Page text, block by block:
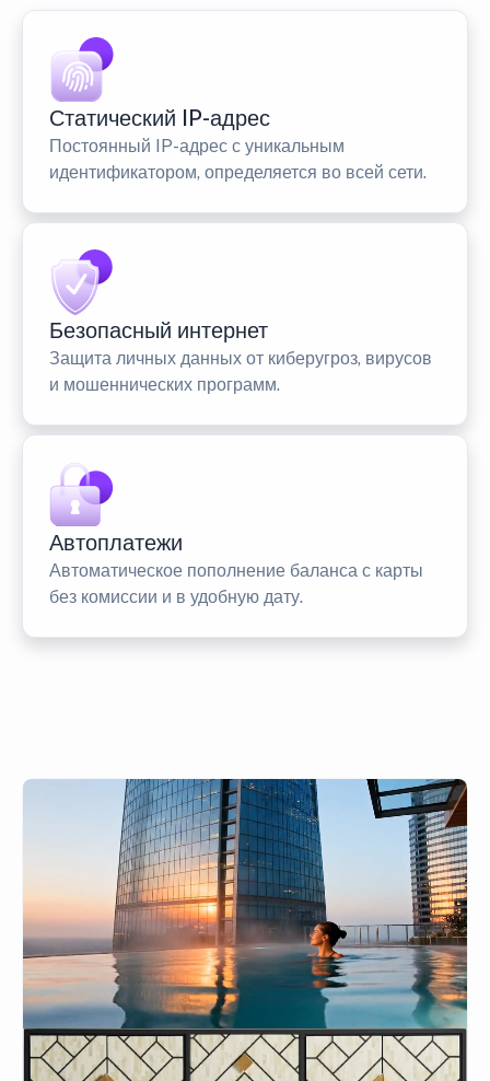
Статический IP-адрес
Постоянный IP-адрес с уникальным
идентификатором, определяется во всей сети.
Безопасный интернет
Защита личных данных от киберугроз, вирусов
и мошеннических программ.
Автоплатежи
Автоматическое пополнение баланса с карты
без комиссии и в удобную дату.